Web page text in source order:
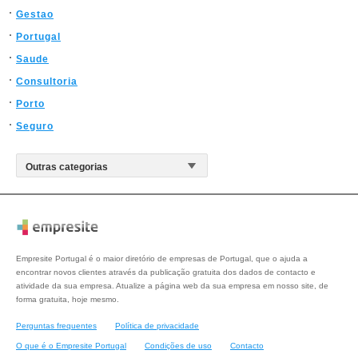
Gestao
Portugal
Saude
Consultoria
Porto
Seguro
Empresite Portugal é o maior diretório de empresas de Portugal, que o ajuda a
encontrar novos clientes através da publicação gratuita dos dados de contacto e
atividade da sua empresa. Atualize a página web da sua empresa em nosso site, de
forma gratuita, hoje mesmo.
Perguntas frequentes Política de privacidade
O que é o Empresite Portugal Condições de uso Contacto